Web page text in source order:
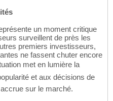
un moment critique
surveillent de près les
premiers investisseurs,
ne fassent chuter encore
met en lumière la
et aux décisions de
sur le marché.